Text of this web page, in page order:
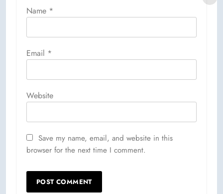
Name *
Email *
Website
Save my name, email, and website in this
browser for the next time I comment.